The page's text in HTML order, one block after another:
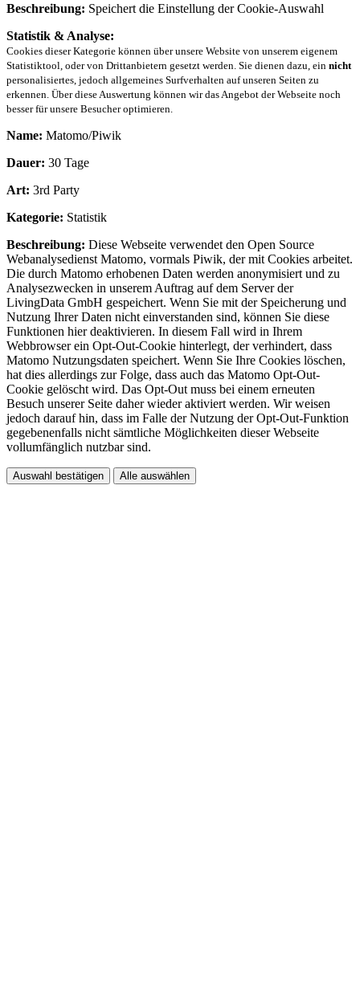
Beschreibung: Speichert die Einstellung der Cookie-Auswahl
Statistik & Analyse:
Cookies dieser Kategorie können über unsere Website von unserem eigenem
Statistiktool, oder von Drittanbietern gesetzt werden. Sie dienen dazu, ein nicht
personalisiertes, jedoch allgemeines Surfverhalten auf unseren Seiten zu
erkennen. Über diese Auswertung können wir das Angebot der Webseite noch
besser für unsere Besucher optimieren.
Name: Matomo/Piwik
Dauer: 30 Tage
Art: 3rd Party
Kategorie: Statistik
Beschreibung: Diese Webseite verwendet den Open Source
Webanalysedienst Matomo, vormals Piwik, der mit Cookies arbeitet.
Die durch Matomo erhobenen Daten werden anonymisiert und zu
Analysezwecken in unserem Auftrag auf dem Server der
LivingData GmbH gespeichert. Wenn Sie mit der Speicherung und
Nutzung Ihrer Daten nicht einverstanden sind, können Sie diese
Funktionen hier deaktivieren. In diesem Fall wird in Ihrem
Webbrowser ein Opt-Out-Cookie hinterlegt, der verhindert, dass
Matomo Nutzungsdaten speichert. Wenn Sie Ihre Cookies löschen,
hat dies allerdings zur Folge, dass auch das Matomo Opt-Out-
Cookie gelöscht wird. Das Opt-Out muss bei einem erneuten
Besuch unserer Seite daher wieder aktiviert werden. Wir weisen
jedoch darauf hin, dass im Falle der Nutzung der Opt-Out-Funktion
gegebenenfalls nicht sämtliche Möglichkeiten dieser Webseite
vollumfänglich nutzbar sind.
Auswahl bestätigen Alle auswählen